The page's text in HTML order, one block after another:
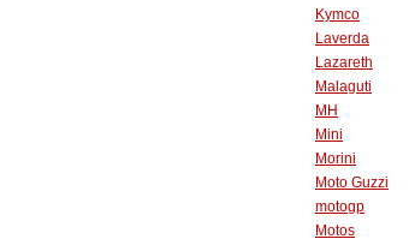
Kymco
Laverda
Lazareth
Malaguti
MH
Mini
Morini
Moto Guzzi
motogp
Motos